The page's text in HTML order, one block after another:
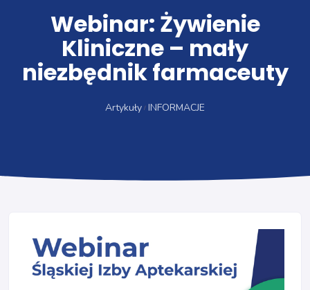
Webinar: Żywienie
Kliniczne – mały
niezbędnik farmaceuty
Artykuły INFORMACJE